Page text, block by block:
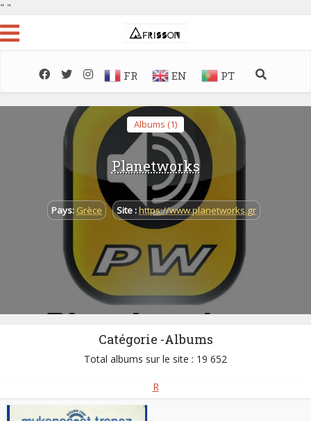
" "
FR EN PT
Albums (1)
Planetworks
Pays: Grèce Site :https://www.planetworks.gr
Catégorie -Albums
Total albums sur le site : 19 652
R